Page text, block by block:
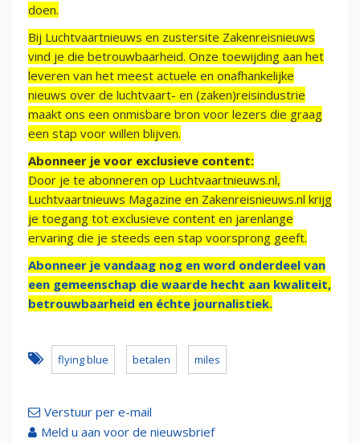
doen.
Bij Luchtvaartnieuws en zustersite Zakenreisnieuws
vind je die betrouwbaarheid. Onze toewijding aan het
leveren van het meest actuele en onafhankelijke
nieuws over de luchtvaart- en (zaken)reisindustrie
maakt ons een onmisbare bron voor lezers die graag
een stap voor willen blijven.
Abonneer je voor exclusieve content:
Door je te abonneren op Luchtvaartnieuws.nl,
Luchtvaartnieuws Magazine en Zakenreisnieuws.nl krijg
je toegang tot exclusieve content en jarenlange
ervaring die je steeds een stap voorsprong geeft.
Abonneer je vandaag nog en word onderdeel van
een gemeenschap die waarde hecht aan kwaliteit,
betrouwbaarheid en échte journalistiek.
flying blue betalen miles
Verstuur per e-mail
Meld u aan voor de nieuwsbrief